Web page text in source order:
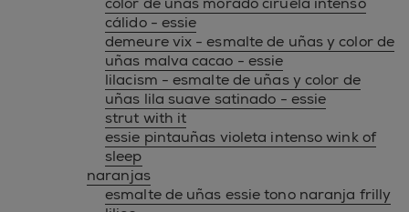
cálido - essie
demeure vix - esmalte de uñas y color de
uñas malva cacao - essie
lilacism - esmalte de uñas y color de
uñas lila suave satinado - essie
strut with it
essie pintauñas violeta intenso wink of
sleep
naranjas
esmalte de uñas essie tono naranja frilly